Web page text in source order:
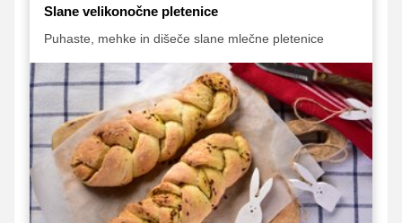
Slane velikonočne pletenice
Puhaste, mehke in dišeče slane mlečne pletenice